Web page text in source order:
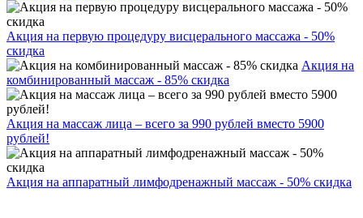
Акция на первую процедуру висцерального массажа - 50%
скидка
Акция на
комбинированный массаж - 85% скидка
Акция на массаж лица – всего за 990 рублей вместо 5900
рублей!
Акция на аппаратный лимфодренажный массаж - 50% скидка